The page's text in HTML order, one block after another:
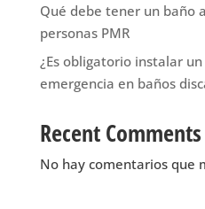
Qué debe tener un baño
personas PMR
¿Es obligatorio instalar
emergencia en baños
Recent Comments
No hay comentarios que